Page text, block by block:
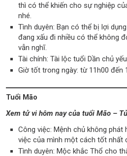
thì có thể khiến cho sự nghiệp
nhé.
Tình duyên: Bạn có thể bị lợi
đang xấu đi nhiều có thể không
vẫn nghĩ.
Tài chính: Tài lộc tuổi Dần chủ
Giờ tốt trong ngày: từ 11h00 đến
Tuổi Mão
Xem tử vi hôm nay của tuổi Mão –
Công việc: Mệnh chủ không phát
việc của mình một cách tốt nhất
Tình duyên: Mộc khắc Thổ cho